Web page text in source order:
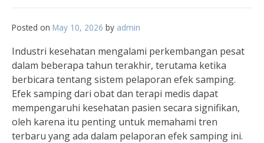
Posted on May 10, 2026 by admin
Industri kesehatan mengalami perkembangan pesat
dalam beberapa tahun terakhir, terutama ketika
berbicara tentang sistem pelaporan efek samping.
Efek samping dari obat dan terapi medis dapat
mempengaruhi kesehatan pasien secara signifikan,
oleh karena itu penting untuk memahami tren
terbaru yang ada dalam pelaporan efek samping ini.